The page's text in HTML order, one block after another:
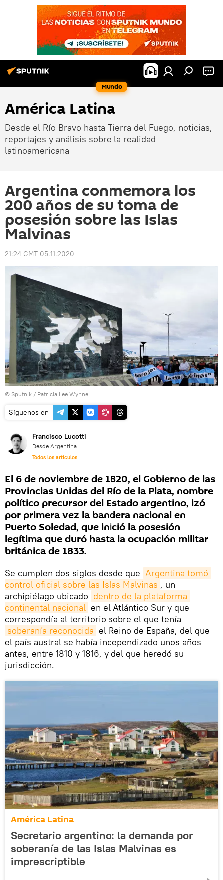
Mundo
América Latina
Desde el Río Bravo hasta Tierra del Fuego, noticias,
reportajes y análisis sobre la realidad
latinoamericana
Argentina conmemora los
200 años de su toma de
posesión sobre las Islas
Malvinas
21:24 GMT 05.11.2020
© Sputnik / Patricia Lee Wynne
Síguenos en
Francisco Lucotti
Desde Argentina
Todos los artículos
El 6 de noviembre de 1820, el Gobierno de las
Provincias Unidas del Río de la Plata, nombre
político precursor del Estado argentino, izó
por primera vez la bandera nacional en
Puerto Soledad, que inició la posesión
legítima que duró hasta la ocupación militar
británica de 1833.
Se cumplen dos siglos desde que Argentina tomó
control oficial sobre las Islas Malvinas , un
archipiélago ubicado dentro de la plataforma
continental nacional en el Atlántico Sur y que
correspondía al territorio sobre el que tenía
soberanía reconocida el Reino de España, del que
el país austral se había independizado unos años
antes, entre 1810 y 1816, y del que heredó su
jurisdicción.
América Latina
Secretario argentino: la demanda por
soberanía de las Islas Malvinas es
imprescriptible